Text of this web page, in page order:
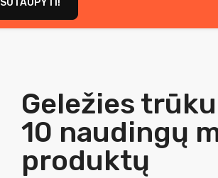
Geležies
10 naudingų
produktų